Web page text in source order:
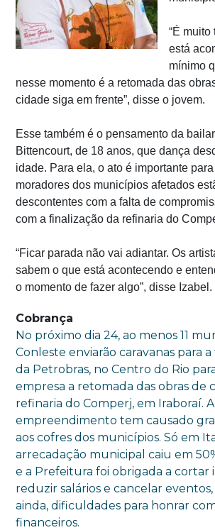
“É muito
está
mínimo
nesse momento é a retomada das
cidade siga em frente”, disse o jovem.
Esse também é o pensamento da
Bittencourt, de 18 anos, que dança
idade. Para ela, o ato é importante
moradores dos municípios afetados
descontentes com a falta de
com a finalização da refinaria do
“Ficar parada não vai adiantar. Os
sabem o que está acontecendo e
o momento de fazer algo”, disse Izabel.
Cobrança
No próximo dia 24, ao menos 11
Conleste enviarão caravanas para
da Petrobras, no Centro do Rio
empresa a retomada das obras de
refinaria do Comperj, em Iraboraí.
empreendimento tem causado
aos cofres dos municípios. Só em
arrecadação municipal caiu em
e a Prefeitura foi obrigada a cortar
reduzir salários e cancelar
ainda, dificuldades para honrar
financeiros.